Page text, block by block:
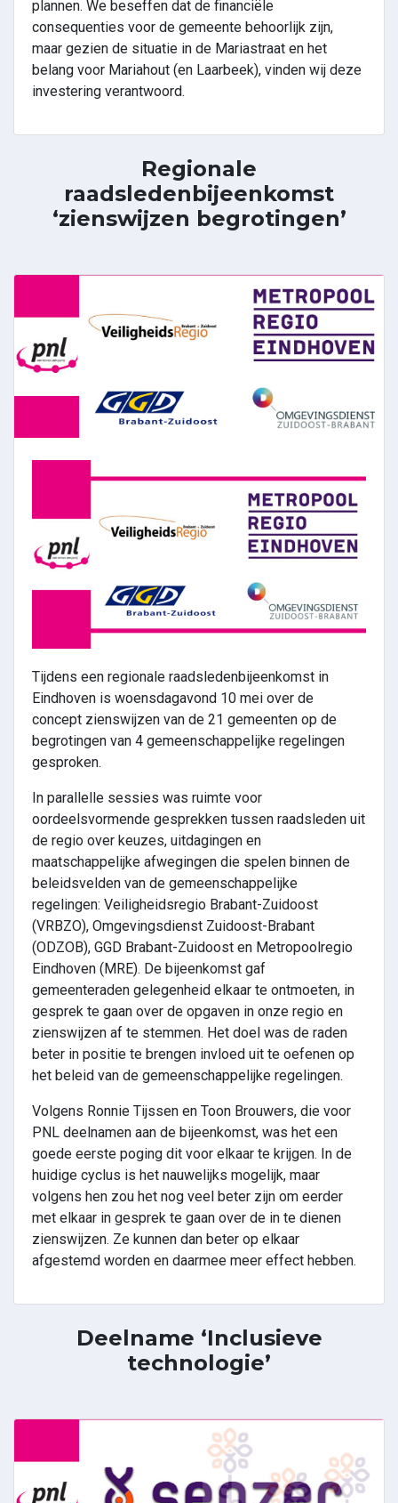
plannen. We beseffen dat de financiële
consequenties voor de gemeente behoorlijk zijn,
maar gezien de situatie in de Mariastraat en het
belang voor Mariahout (en Laarbeek), vinden wij deze
investering verantwoord.
Regionale
raadsledenbijeenkomst
‘zienswijzen begrotingen’
Tijdens een regionale raadsledenbijeenkomst in
Eindhoven is woensdagavond 10 mei over de
concept zienswijzen van de 21 gemeenten op de
begrotingen van 4 gemeenschappelijke regelingen
gesproken.
In parallelle sessies was ruimte voor
oordeelsvormende gesprekken tussen raadsleden uit
de regio over keuzes, uitdagingen en
maatschappelijke afwegingen die spelen binnen de
beleidsvelden van de gemeenschappelijke
regelingen: Veiligheidsregio Brabant-Zuidoost
(VRBZO), Omgevingsdienst Zuidoost-Brabant
(ODZOB), GGD Brabant-Zuidoost en Metropoolregio
Eindhoven (MRE). De bijeenkomst gaf
gemeenteraden gelegenheid elkaar te ontmoeten, in
gesprek te gaan over de opgaven in onze regio en
zienswijzen af te stemmen. Het doel was de raden
beter in positie te brengen invloed uit te oefenen op
het beleid van de gemeenschappelijke regelingen.
Volgens Ronnie Tijssen en Toon Brouwers, die voor
PNL deelnamen aan de bijeenkomst, was het een
goede eerste poging dit voor elkaar te krijgen. In de
huidige cyclus is het nauwelijks mogelijk, maar
volgens hen zou het nog veel beter zijn om eerder
met elkaar in gesprek te gaan over de in te dienen
zienswijzen. Ze kunnen dan beter op elkaar
afgestemd worden en daarmee meer effect hebben.
Deelname ‘Inclusieve
technologie’